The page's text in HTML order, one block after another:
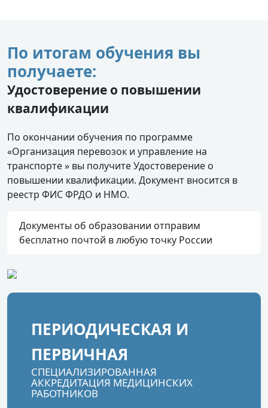
По итогам обучения вы
получаете:
Удостоверение о повышении
квалификации
По окончании обучения по программе
«Организация перевозок и управление на
транспорте » вы получите Удостоверение о
повышении квалификации. Документ вносится в
реестр ФИС ФРДО и НМО.
Документы об образовании отправим
бесплатно почтой в любую точку России
ПЕРИОДИЧЕСКАЯ И
ПЕРВИЧНАЯ
СПЕЦИАЛИЗИРОВАННАЯ
АККРЕДИТАЦИЯ МЕДИЦИНСКИХ
РАБОТНИКОВ